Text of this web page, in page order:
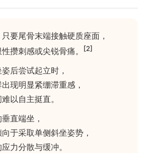
要尾骨末端接触硬质座面，
攒刺感或尖锐骨痛。
[2]
后尝试起立时，
现明显紧绷滞重感，
以自主挺直。
直端坐，
于采取单侧斜坐姿势，
力分散与缓冲。